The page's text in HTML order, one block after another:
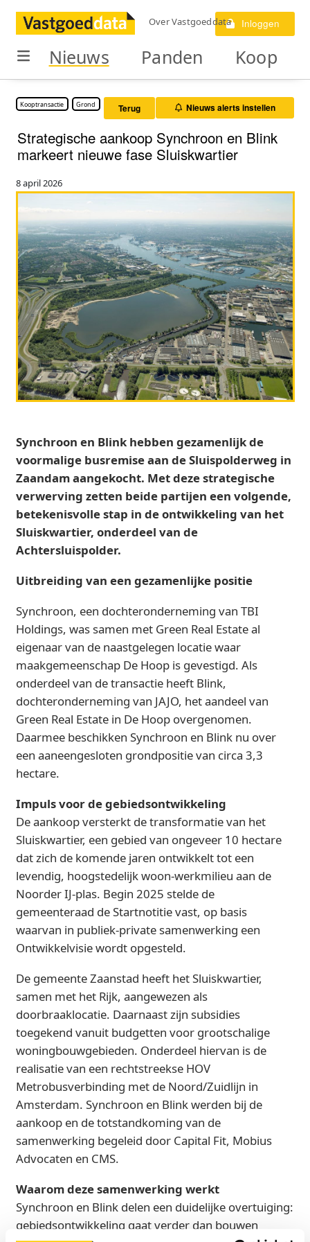
Over Vastgoeddata Inloggen
Nieuws Panden Koop
Kooptransactie Grond Terug Nieuws alerts instellen
Strategische aankoop Synchroon en Blink
markeert nieuwe fase Sluiskwartier
8 april 2026
Synchroon en Blink hebben gezamenlijk de
voormalige busremise aan de Sluispolderweg in
Zaandam aangekocht. Met deze strategische
verwerving zetten beide partijen een volgende,
betekenisvolle stap in de ontwikkeling van het
Sluiskwartier, onderdeel van de
Achtersluispolder.
Uitbreiding van een gezamenlijke positie
Synchroon, een dochteronderneming van TBI
Holdings, was samen met Green Real Estate al
eigenaar van de naastgelegen locatie waar
maakgemeenschap De Hoop is gevestigd. Als
onderdeel van de transactie heeft Blink,
dochteronderneming van JAJO, het aandeel van
Green Real Estate in De Hoop overgenomen.
Daarmee beschikken Synchroon en Blink nu over
een aaneengesloten grondpositie van circa 3,3
hectare.
Impuls voor de gebiedsontwikkeling
De aankoop versterkt de transformatie van het
Sluiskwartier, een gebied van ongeveer 10 hectare
dat zich de komende jaren ontwikkelt tot een
levendig, hoogstedelijk woon-werkmilieu aan de
Noorder IJ-plas. Begin 2025 stelde de
gemeenteraad de Startnotitie vast, op basis
waarvan in publiek-private samenwerking een
Ontwikkelvisie wordt opgesteld.
De gemeente Zaanstad heeft het Sluiskwartier,
samen met het Rijk, aangewezen als
doorbraaklocatie. Daarnaast zijn subsidies
toegekend vanuit budgetten voor grootschalige
woningbouwgebieden. Onderdeel hiervan is de
realisatie van een rechtstreekse HOV
Metrobusverbinding met de Noord/Zuidlijn in
Amsterdam. Synchroon en Blink werden bij de
aankoop en de totstandkoming van de
samenwerking begeleid door Capital Fit, Mobius
Advocaten en CMS.
Waarom deze samenwerking werkt
Synchroon en Blink delen een duidelijke overtuiging:
gebiedsontwikkeling gaat verder dan bouwen